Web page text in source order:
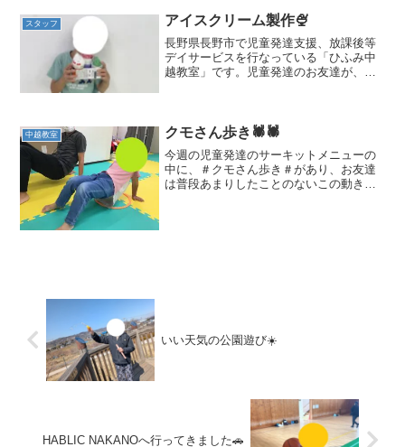
ネルなどで遊ぶお友だち朝の自由遊びは
それぞれ自分の好きな遊び...
スタッフ アイスクリーム製作🍨
長野県長野市で児童発達支援、放課後等
デイサービスを行なっている「ひふみ中
越教室」です。児童発達のお友達が、製
花紙を丸めるのは、手の発...
中越教室 クモさん歩き🕷🕷
今週の児童発達のサーキットメニューの
中に、＃クモさん歩き＃があり、お友達
は普段あまりしたことのないこの動きを
いい天気の公園遊び☀️
HABLIC NAKANOへ行ってきました🚗